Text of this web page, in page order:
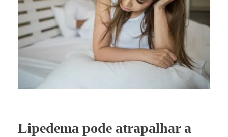
Lipedema pode atrapalhar a